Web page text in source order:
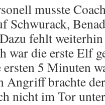
musste
Schwurack,
fehlt
war die erste Elf
5 Minuten
Angriff brachte
nicht im Tor